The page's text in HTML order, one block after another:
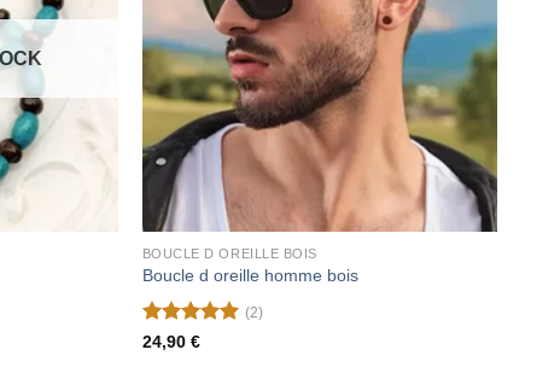
BOUCLE D OREILLE BOIS
Boucle d oreille homme bois
Note 5sur
(2)
24,90 €